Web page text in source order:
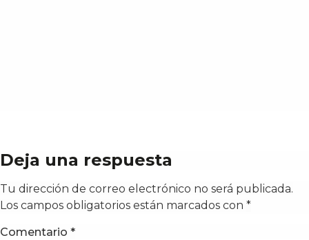
Deja una respuesta
Tu dirección de correo electrónico no será publicada.
Los campos obligatorios están marcados con *
Comentario *